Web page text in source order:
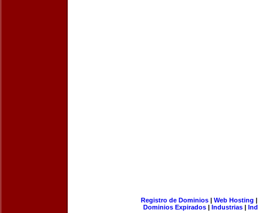
Registro de Dominios| Web Hosting |
Dominios Expirados | Industrias |